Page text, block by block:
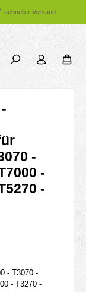
schneller Versand
-
-
-